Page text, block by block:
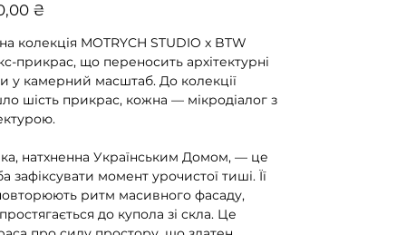
₴
колекція MOTRYCH STUDIO x BTW
прикрас, що переносить архітектурні
у камерний масштаб. До колекції
шість прикрас, кожна — мікродіалог з
натхненна Українським Домом, — це
зафіксувати момент урочистої тиші. Її
повторюють ритм масивного фасаду,
до купола зі скла. Це